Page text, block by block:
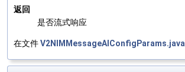
返回
是否流式响应
在文件V2NIMMessageAIConfigParams.java